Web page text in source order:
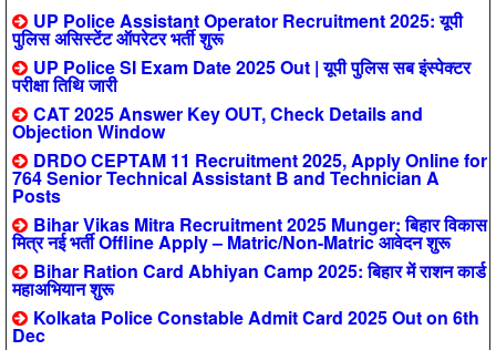
UP Police Assistant Operator Recruitment 2025: यूपी
पुलिस असिस्टेंट ऑपरेटर भर्ती शुरू
UP Police SI Exam Date 2025 Out | यूपी पुलिस सब इंस्पेक्टर
परीक्षा तिथि जारी
CAT 2025 Answer Key OUT, Check Details and
Objection Window
DRDO CEPTAM 11 Recruitment 2025, Apply Online for
764 Senior Technical Assistant B and Technician A
Posts
Bihar Vikas Mitra Recruitment 2025 Munger: बिहार विकास
मित्र नई भर्ती Offline Apply – Matric/Non-Matric आवेदन शुरू
Bihar Ration Card Abhiyan Camp 2025: बिहार में राशन कार्ड
महाअभियान शुरू
Kolkata Police Constable Admit Card 2025 Out on 6th
Dec